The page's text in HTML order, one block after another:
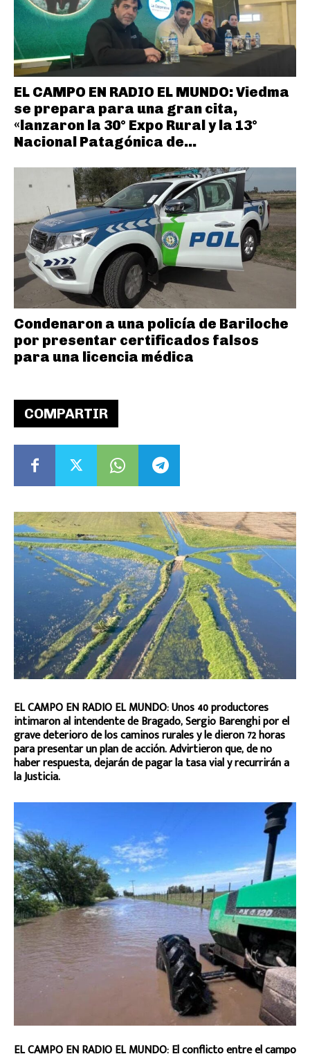
COMPARTIR
EL CAMPO EN RADIO EL MUNDO: Unos 40 productores
intimaron al intendente de Bragado, Sergio Barenghi por el
grave deterioro de los caminos rurales y le dieron 72 horas
para presentar un plan de acción. Advirtieron que, de no
haber respuesta, dejarán de pagar la tasa vial y recurrirán a
la Justicia.
EL CAMPO EN RADIO EL MUNDO: Viedma
se prepara para una gran cita,
«lanzaron la 30° Expo Rural y la 13°
Nacional Patagónica de...
Condenaron a una policía de Bariloche
por presentar certificados falsos
para una licencia médica